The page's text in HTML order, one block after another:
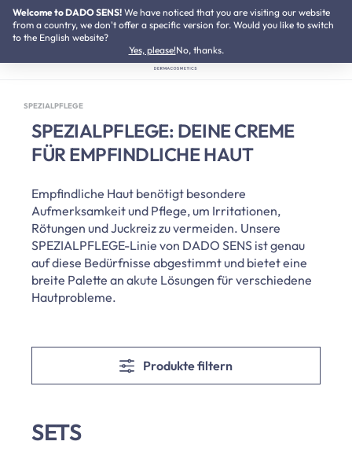
Zum Hauptinhalt springen
Welcome to DADO SENS! We have noticed that you are visiting our website
from a country, we don't offer a specific version for. Would you like to switch
to the English website?
Yes, please!No, thanks.
SUMMER SALE:Bis zu 50% Preisvorteil
SPEZIALPFLEGE
SPEZIALPFLEGE: DEINE CREME
FÜR EMPFINDLICHE HAUT
Empfindliche Haut benötigt besondere
Aufmerksamkeit und Pflege, um Irritationen,
Rötungen und Juckreiz zu vermeiden. Unsere
SPEZIALPFLEGE-Linie von DADO SENS ist genau
auf diese Bedürfnisse abgestimmt und bietet eine
breite Palette an akute Lösungen für verschiedene
Hautprobleme.
Produkte filtern
SETS